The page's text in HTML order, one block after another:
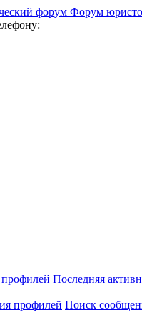
Форум
Последняя
профилей Поиск